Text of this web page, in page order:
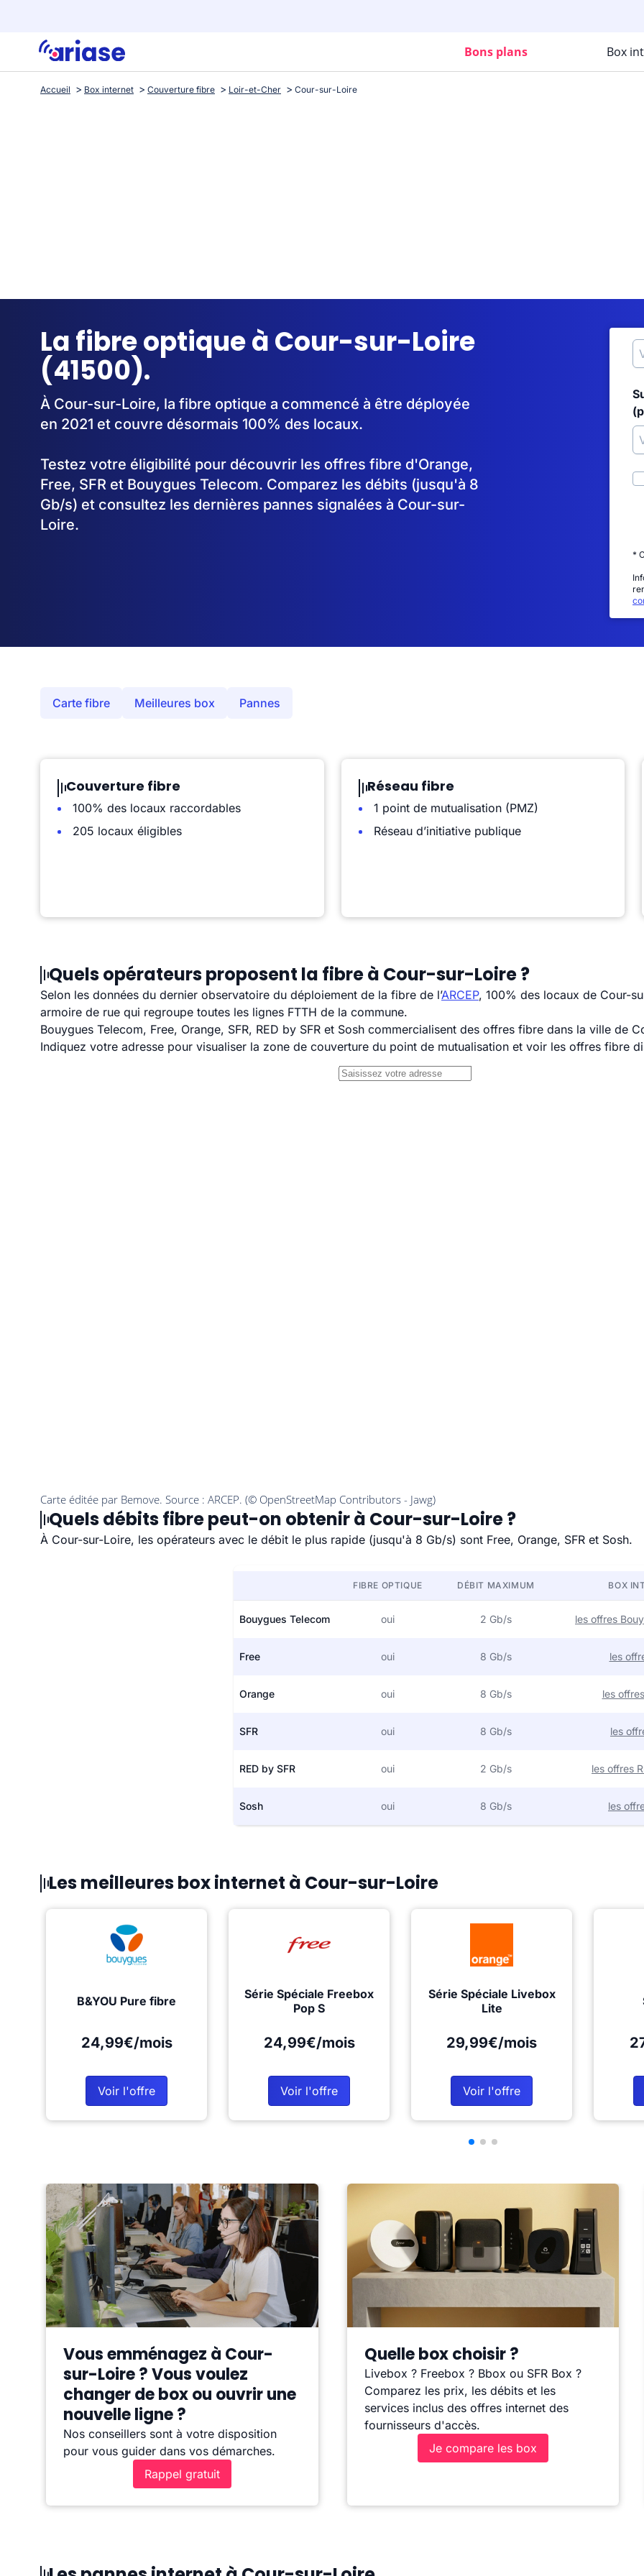
Bons plans Box
Accueil Box internet Couverture fibre Loir-et-Cher Cour-sur-Loire
La fibre optique à Cour-sur-Loire
(41500).
À Cour-sur-Loire, la fibre optique a commencé à être déployée
en 2021 et couvre désormais 100% des locaux.
Testez votre éligibilité pour découvrir les offres fibre d'Orange,
Free, SFR et Bouygues Telecom. Comparez les débits (jusqu'à 8
Gb/s) et consultez les dernières pannes signalées à Cour-sur-
Loire.
*
Carte fibre Meilleures box Pannes
Couverture fibre
100% des locaux raccordables
205 locaux éligibles
Réseau fibre
1 point de mutualisation (PMZ)
Réseau d’initiative publique
Quels opérateurs proposent la fibre à Cour-sur-Loire ?
Selon les données du dernier observatoire du déploiement de la fibre de l’ARCEP, 100% des locaux de Cour-
armoire de rue qui regroupe toutes les lignes FTTH de la commune.
Bouygues Telecom, Free, Orange, SFR, RED by SFR et Sosh commercialisent des offres fibre dans la ville de
Indiquez votre adresse pour visualiser la zone de couverture du point de mutualisation et voir les offres fibre
Quels débits fibre peut-on obtenir à Cour-sur-Loire ?
À Cour-sur-Loire, les opérateurs avec le débit le plus rapide (jusqu'à 8 Gb/s) sont Free, Orange, SFR et Sosh.
FIBRE OPTIQUE DÉBIT MAXIMUM BOX
Bouygues Telecom oui 2 Gb/s les offres
Free oui 8 Gb/s les
Orange oui 8 Gb/s les
SFR oui 8 Gb/s les
RED by SFR oui 2 Gb/s les offres
Sosh oui 8 Gb/s les
Les meilleures box internet à Cour-sur-Loire
B&YOU Pure fibre
24,99€/mois
Voir l'offre
Série Spéciale Freebox
Pop S
24,99€/mois
Voir l'offre
Série Spéciale Livebox
Lite
29,99€/mois
Voir l'offre
Vous emménagez à Cour-
sur-Loire ? Vous voulez
changer de box ou ouvrir une
nouvelle ligne ?
Nos conseillers sont à votre disposition
pour vous guider dans vos démarches.
Rappel gratuit
Quelle box choisir ?
Livebox ? Freebox ? Bbox ou SFR Box ?
Comparez les prix, les débits et les
services inclus des offres internet des
fournisseurs d'accès.
Je compare les box